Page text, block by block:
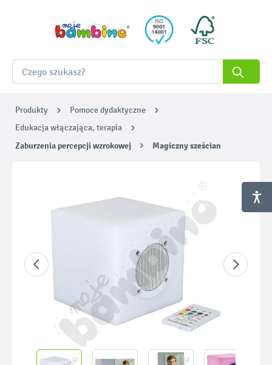
Produkty
Pomoce dydaktyczne
Edukacja włączająca, terapia
Zaburzenia percepcji wzrokowej Magiczny sześcian